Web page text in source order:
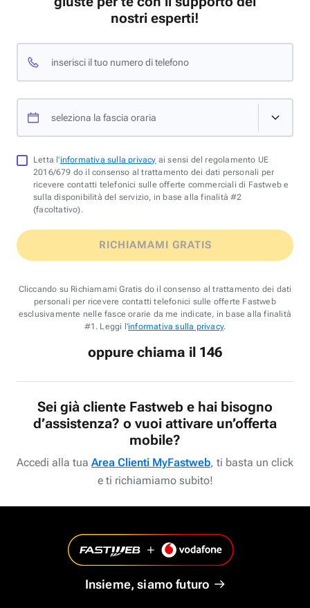
nostri esperti!
inserisci il tuo numero di telefono
seleziona la fascia oraria
Letta l'informativa sulla privacy ai sensi del regolamento UE
2016/679 do il consenso al trattamento dei dati personali per
ricevere contatti telefonici sulle offerte commerciali di Fastweb e
sulla disponibilità del servizio, in base alla finalità #2
(facoltativo).
RICHIAMAMI GRATIS
Cliccando su Richiamami Gratis do il consenso al trattamento dei dati
personali per ricevere contatti telefonici sulle offerte Fastweb
esclusivamente nelle fasce orarie da me indicate, in base alla finalità
#1. Leggi l'informativa sulla privacy.
oppure chiama il 146
Sei già cliente Fastweb e hai bisogno
d’assistenza? o vuoi attivare un’offerta
mobile?
Accedi alla tua Area Clienti MyFastweb, ti basta un click
e ti richiamiamo subito!
Insieme, siamo futuro